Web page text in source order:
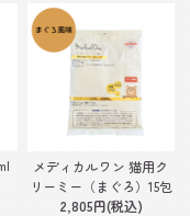
メディカルワン 猫用ク
リーミー（まぐろ）15包
2,805円(税込)